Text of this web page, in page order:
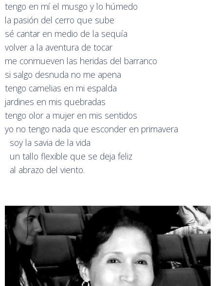
tengo en mí el musgo y lo húmedo
la pasión del cerro que sube
sé cantar en medio de la sequía
volver a la aventura de tocar
me conmueven las heridas del barranco
si salgo desnuda no me apena
tengo camelias en mi espalda
jardines en mis quebradas
tengo olor a mujer en mis sentidos
yo no tengo nada que esconder en primavera
soy la savia de la vida
un tallo flexible que se deja feliz
al abrazo del viento.